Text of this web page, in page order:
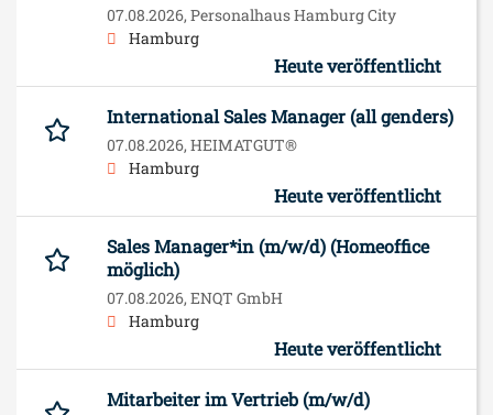
07.08.2026, Personalhaus Hamburg City
Hamburg
Heute veröffentlicht
International Sales Manager (all genders)
07.08.2026, HEIMATGUT®
Hamburg
Heute veröffentlicht
Sales Manager*in (m/w/d) (Homeoffice
möglich)
07.08.2026, ENQT GmbH
Hamburg
Heute veröffentlicht
Mitarbeiter im Vertrieb (m/w/d)